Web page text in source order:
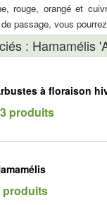
rouge, orangé et
passage, vous
: Hamamélis
à floraison
produits
produits